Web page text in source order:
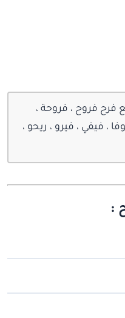
فروح ، فروحة ،
، فيفي ، فيرو ، ريحو ،
: